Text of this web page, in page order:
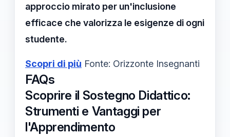
approccio mirato per un'inclusione
efficace che valorizza le esigenze di ogni
studente.
Scopri di più Fonte: Orizzonte Insegnanti
FAQs
Scoprire il Sostegno Didattico:
Strumenti e Vantaggi per
l'Apprendimento